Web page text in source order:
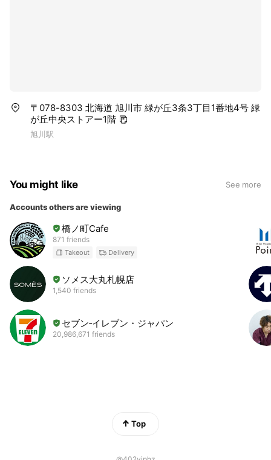
〒078-8303 北海道 旭川市 緑が丘3条3丁目1番地4号 緑
が丘中央ストアー1階
旭川駅
You might like See more
Accounts others are viewing
橋ノ町Cafe
871 friends
Takeout Delivery
ソメス大丸札幌店
1,540 friends
セブン‐イレブン・ジャパン
20,986,671 friends
Top